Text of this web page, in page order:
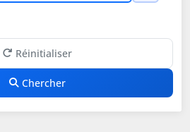
Réinitialiser
Chercher